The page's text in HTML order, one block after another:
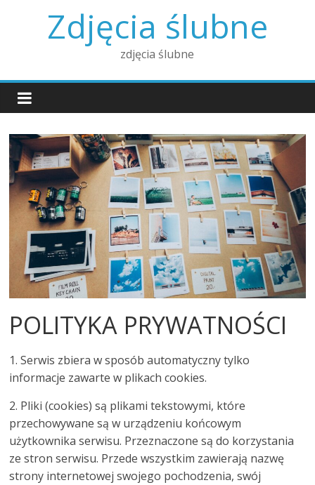
Zdjęcia ślubne
zdjęcia ślubne
POLITYKA PRYWATNOŚCI
1. Serwis zbiera w sposób automatyczny tylko
informacje zawarte w plikach cookies.
2. Pliki (cookies) są plikami tekstowymi, które
przechowywane są w urządzeniu końcowym
użytkownika serwisu. Przeznaczone są do korzystania
ze stron serwisu. Przede wszystkim zawierają nazwę
strony internetowej swojego pochodzenia, swój